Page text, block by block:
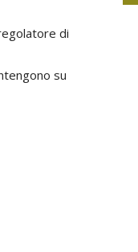
di
su